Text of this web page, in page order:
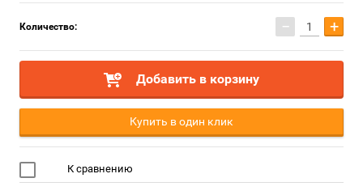
Количество: − +
Добавить в корзину
Купить в один клик
К сравнению